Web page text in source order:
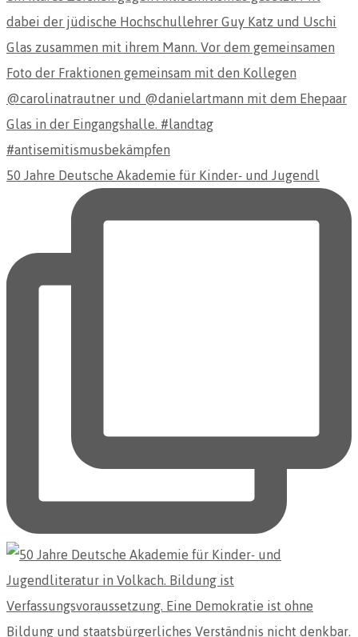
50 Jahre Deutsche Akademie für Kinder- und Jugendl